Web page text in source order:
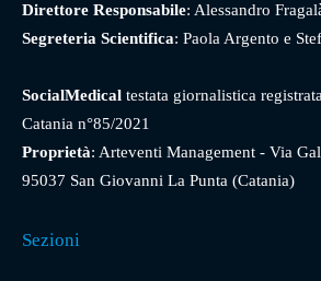
Direttore Responsabile: Alessandro
Segreteria Scientifica: Paola Argento e
SocialMedical testata giornalistica
Catania n°85/2021
Proprietà: Arteventi Management - Via
95037 San Giovanni La Punta (Catania)
Sezioni